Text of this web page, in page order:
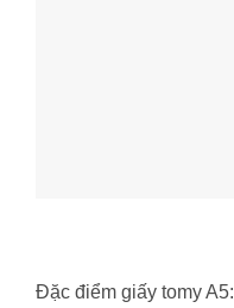
Đặc điểm giấy tomy A5: